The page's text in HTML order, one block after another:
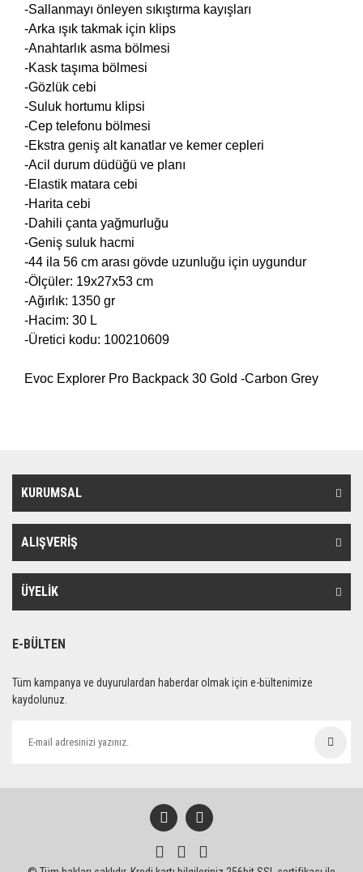
-Sallanmayı önleyen sıkıştırma kayışları
-Arka ışık takmak için klips
-Anahtarlık asma bölmesi
-Kask taşıma bölmesi
-Gözlük cebi
-Suluk hortumu klipsi
-Cep telefonu bölmesi
-Ekstra geniş alt kanatlar ve kemer cepleri
-Acil durum düdüğü ve planı
-Elastik matara cebi
-Harita cebi
-Dahili çanta yağmurluğu
-Geniş suluk hacmi
-44 ila 56 cm arası gövde uzunluğu için uygundur
-Ölçüler: 19x27x53 cm
-Ağırlık: 1350 gr
-Hacim: 30 L
-Üretici kodu: 100210609
Evoc Explorer Pro Backpack 30 Gold -Carbon Grey
KURUMSAL
ALIŞVERİŞ
ÜYELİK
E-BÜLTEN
Tüm kampanya ve duyurulardan haberdar olmak için e-bültenimize
kaydolunuz.